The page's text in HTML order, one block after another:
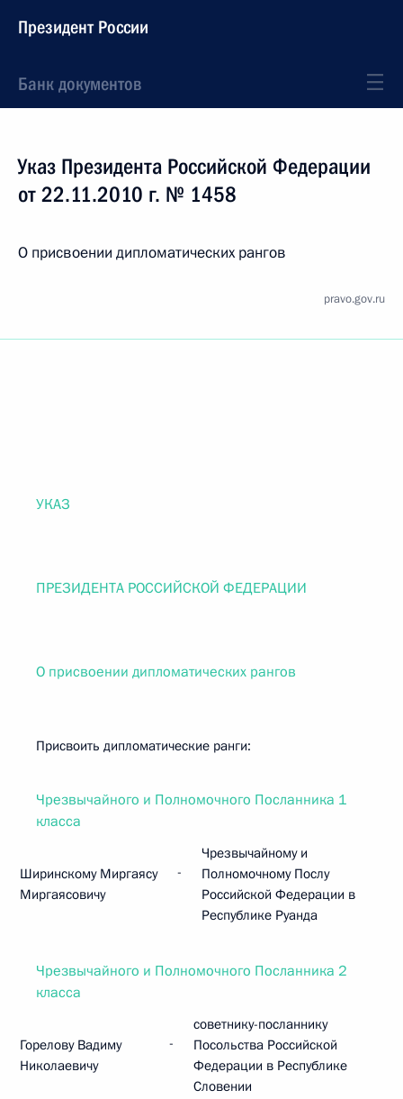
Президент России
Банк документов
Указ Президента Российской Федерации
от 22.11.2010 г. № 1458
О присвоении дипломатических рангов
pravo.gov.ru
УКАЗ
ПРЕЗИДЕНТА РОССИЙСКОЙ ФЕДЕРАЦИИ
О присвоении дипломатических рангов
Присвоить дипломатические ранги:
Чрезвычайного и Полномочного Посланника 1
класса
Ширинскому Миргаясу
Миргаясовичу
-
Чрезвычайному и
Полномочному Послу
Российской Федерации в
Республике Руанда
Чрезвычайного и Полномочного Посланника 2
класса
Горелову Вадиму
Николаевичу
-
советнику-посланнику
Посольства Российской
Федерации в Республике
Словении